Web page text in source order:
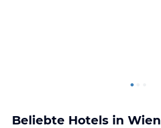
Beliebte Hotels in Wien